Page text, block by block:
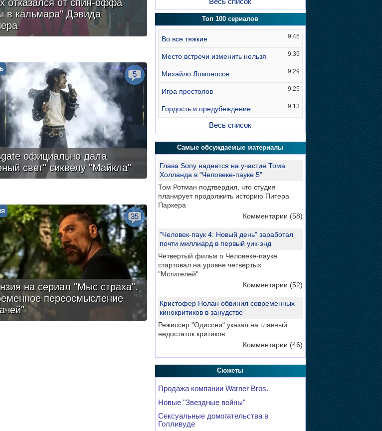
отказался от спин-оффа
в кальмара" Дэвида
официально дала
свет" сиквелу "Майкла"
5
на сериал "Мыс страха".
переосмысление
35
Топ 100 сериалов
Во все тяжкие 9.45
Место встречи изменить нельзя 9.39
Михайло Ломоносов 9.29
Игра престолов 9.25
Гордость и предубеждение 9.13
Весь список
Самые обсуждаемые материалы
Глава Sony надеется на участие Тома
Холланда в "Человеке-пауке 5"
Том Ротман подтвердил, что студия
планирует продолжить историю Питера
Паркера
Комментарии (58)
"Человек-паук 4: Новый день" заработал
почти миллиард в первый уик-энд
Четвертый фильм о Человеке-пауке
стартовал на уровне четвертых
"Мстителей"
Комментарии (52)
Кристофер Нолан обвинил современных
кинокритиков в занудстве
Режиссер "Одиссеи" указал на главный
недостаток критиков
Комментарии (46)
Сюжеты
Продажа компании Warner Bros.
Новые "Звездные войны"
Сексуальные домогательства в
Голливуде